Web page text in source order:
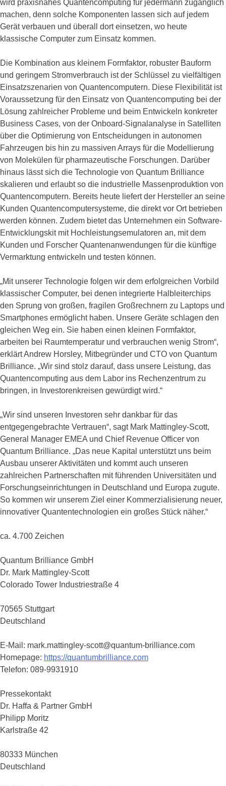
wird praxisnahes Quantencomputing für jedermann zugänglich
machen, denn solche Komponenten lassen sich auf jedem
Gerät verbauen und überall dort einsetzen, wo heute
klassische Computer zum Einsatz kommen.
Die Kombination aus kleinem Formfaktor, robuster Bauform
und geringem Stromverbrauch ist der Schlüssel zu vielfältigen
Einsatzszenarien von Quantencomputern. Diese Flexibilität ist
Voraussetzung für den Einsatz von Quantencomputing bei der
Lösung zahlreicher Probleme und beim Entwickeln konkreter
Business Cases, von der Onboard-Signalanalyse in Satelliten
über die Optimierung von Entscheidungen in autonomen
Fahrzeugen bis hin zu massiven Arrays für die Modellierung
von Molekülen für pharmazeutische Forschungen. Darüber
hinaus lässt sich die Technologie von Quantum Brilliance
skalieren und erlaubt so die industrielle Massenproduktion von
Quantencomputern. Bereits heute liefert der Hersteller an seine
Kunden Quantencomputersysteme, die direkt vor Ort betrieben
werden können. Zudem bietet das Unternehmen ein Software-
Entwicklungskit mit Hochleistungsemulatoren an, mit dem
Kunden und Forscher Quantenanwendungen für die künftige
Vermarktung entwickeln und testen können.
„Mit unserer Technologie folgen wir dem erfolgreichen Vorbild
klassischer Computer, bei denen integrierte Halbleiterchips
den Sprung von großen, fragilen Großrechnern zu Laptops und
Smartphones ermöglicht haben. Unsere Geräte schlagen den
gleichen Weg ein. Sie haben einen kleinen Formfaktor,
arbeiten bei Raumtemperatur und verbrauchen wenig Strom“,
erklärt Andrew Horsley, Mitbegründer und CTO von Quantum
Brilliance. „Wir sind stolz darauf, dass unsere Leistung, das
Quantencomputing aus dem Labor ins Rechenzentrum zu
bringen, in Investorenkreisen gewürdigt wird.“
„Wir sind unseren Investoren sehr dankbar für das
entgegengebrachte Vertrauen“, sagt Mark Mattingley-Scott,
General Manager EMEA und Chief Revenue Officer von
Quantum Brilliance. „Das neue Kapital unterstützt uns beim
Ausbau unserer Aktivitäten und kommt auch unseren
zahlreichen Partnerschaften mit führenden Universitäten und
Forschungseinrichtungen in Deutschland und Europa zugute.
So kommen wir unserem Ziel einer Kommerzialisierung neuer,
innovativer Quantentechnologien ein großes Stück näher.“
ca. 4.700 Zeichen
Quantum Brilliance GmbH
Dr. Mark Mattingley-Scott
Colorado Tower Industriestraße 4
70565 Stuttgart
Deutschland
E-Mail: mark.mattingley-scott@quantum-brilliance.com
Homepage: https://quantumbrilliance.com
Telefon: 089-9931910
Pressekontakt
Dr. Haffa & Partner GmbH
Philipp Moritz
Karlstraße 42
80333 München
Deutschland